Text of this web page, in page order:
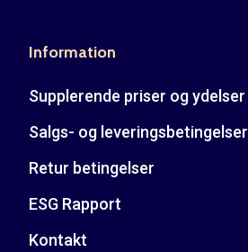
Information
Supplerende priser og ydelser
Salgs- og leveringsbetingelser
Retur betingelser
ESG Rapport
Kontakt